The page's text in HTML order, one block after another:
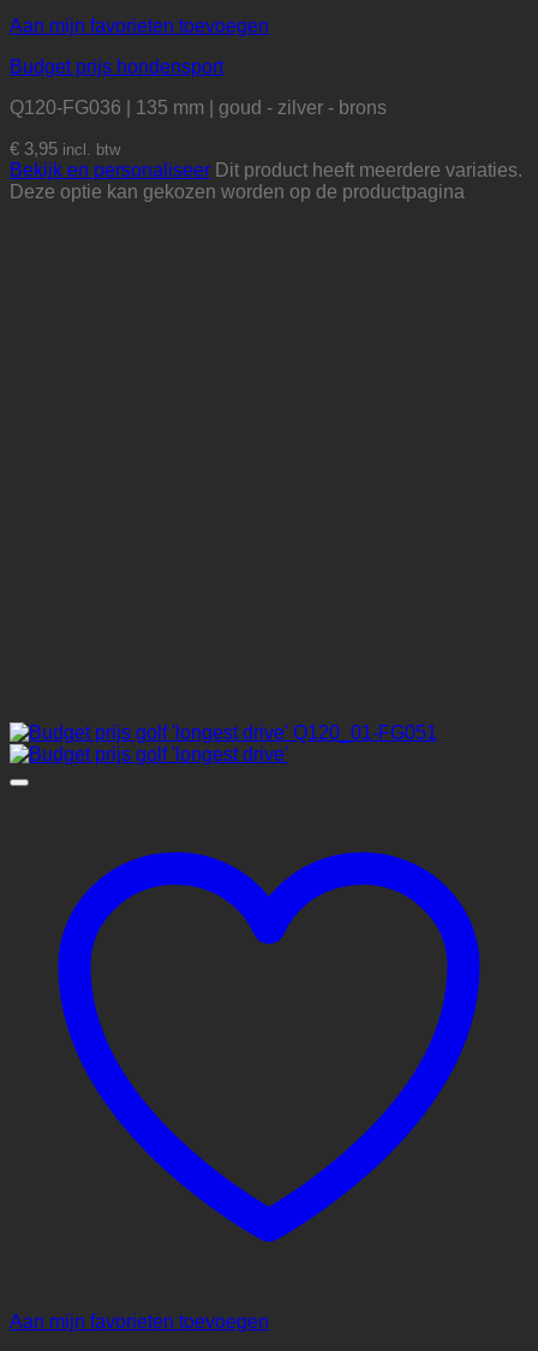
Aan mijn favorieten toevoegen
Budget prijs hondensport
Q120-FG036 | 135 mm | goud - zilver - brons
€ 3,95 incl. btw
Bekijk en personaliseer Dit product heeft meerdere variaties.
Deze optie kan gekozen worden op de productpagina
Aan mijn favorieten toevoegen